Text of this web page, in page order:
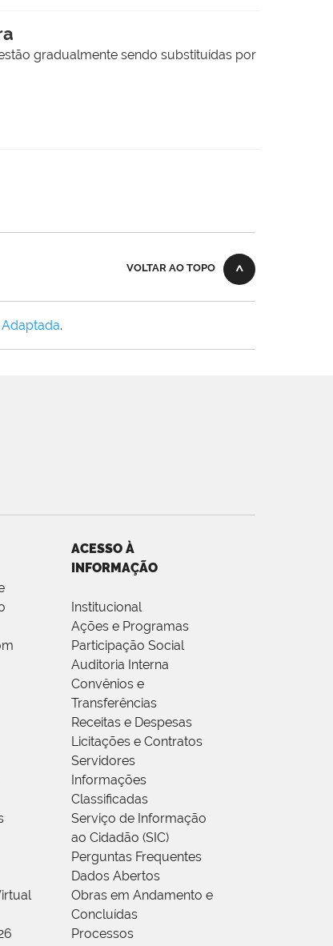
gradualmente sendo substituídas por
VOLTAR AO TOPO
.
ACESSO À
INFORMAÇÃO
Institucional
Ações e Programas
Participação Social
Auditoria Interna
Convênios e
Transferências
Receitas e Despesas
Licitações e Contratos
Servidores
Informações
Classificadas
Serviço de Informação
ao Cidadão (SIC)
Perguntas Frequentes
Dados Abertos
Obras em Andamento e
Concluídas
Processos